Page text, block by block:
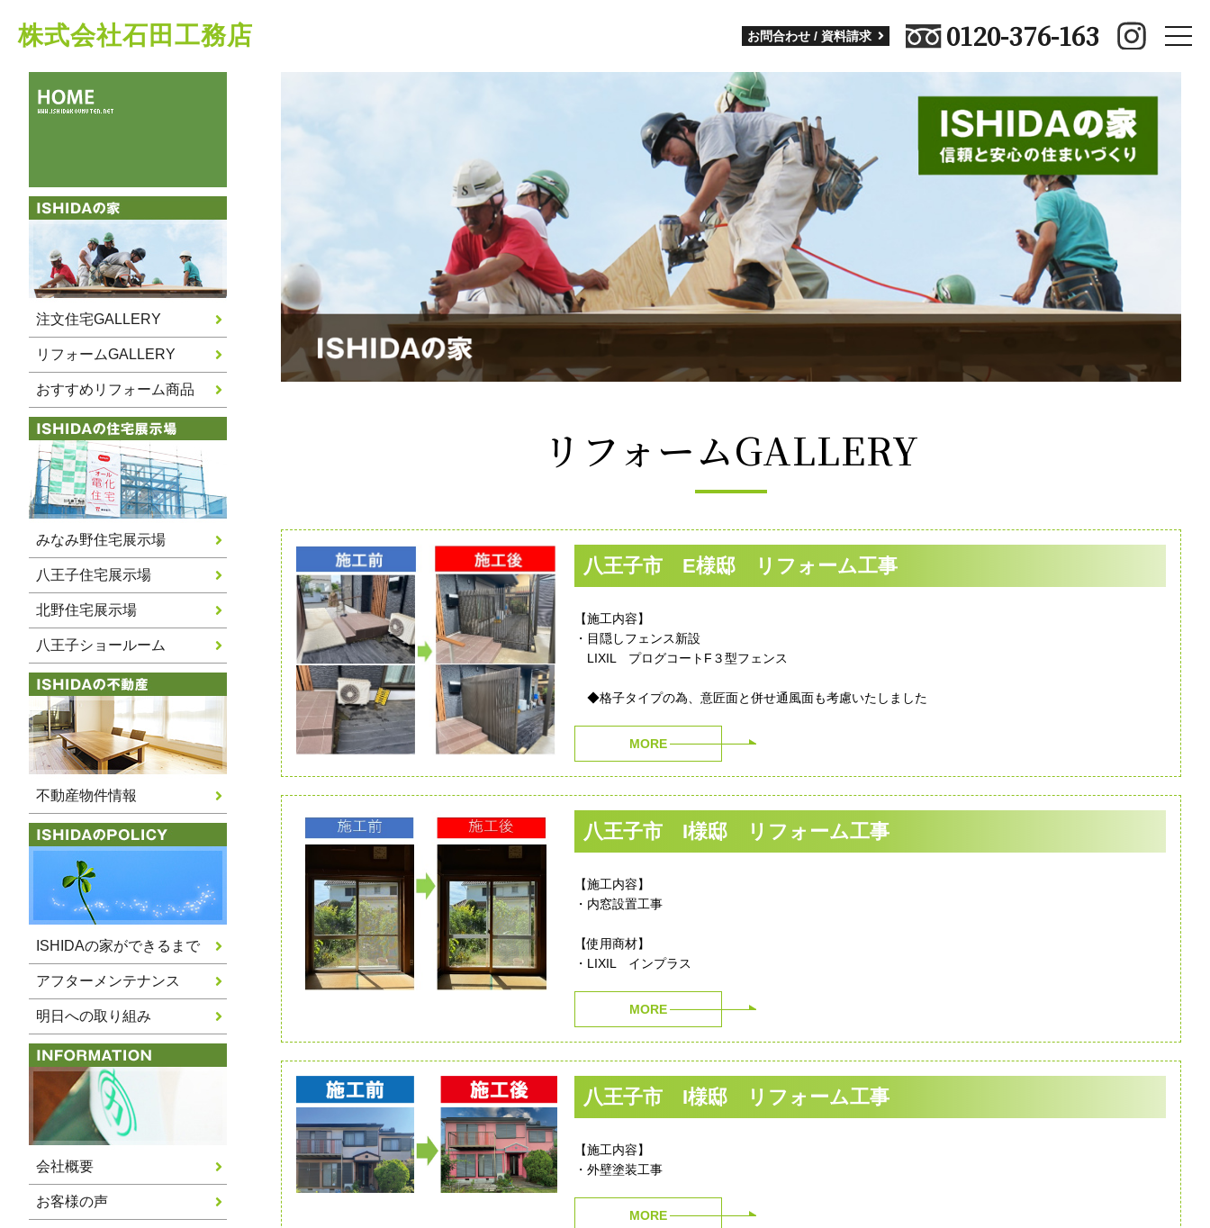
株式会社石田工務店 お問合わせ / 資料請求 0120-376-163
toggle
注文住宅GALLERY
リフォームGALLERY
おすすめリフォーム商品
みなみ野住宅展示場
八王子住宅展示場
北野住宅展示場
八王子ショールーム
不動産物件情報
ISHIDAの家ができるまで
アフターメンテナンス
明日への取り組み
会社概要
お客様の声
リフォームGALLERY
八王子市 E様邸 リフォーム工事
【施工内容】
・目隠しフェンス新設
LIXIL プログコートF３型フェンス
◆格子タイプの為、意匠面と併せ通風面も考慮いたしました
MORE
八王子市 I様邸 リフォーム工事
【施工内容】
・内窓設置工事
【使用商材】
・LIXIL インプラス
MORE
八王子市 I様邸 リフォーム工事
【施工内容】
・外壁塗装工事
MORE